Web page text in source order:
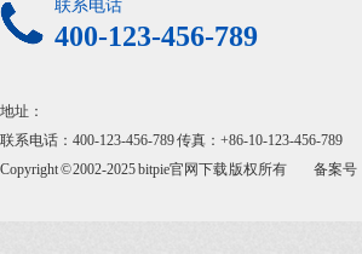
联系电话
400-123-456-789
地址：
联系电话：400-123-456-789 传真：+86-10-123-456-789
Copyright © 2002-2025 bitpie官网下载 版权所有
备案号